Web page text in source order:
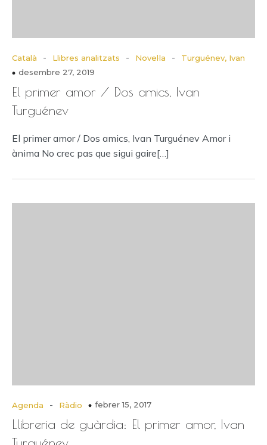
Català - Llibres analitzats - Novel·la -
Turguénev, Ivan
desembre 27, 2019
El primer amor / Dos amics, Ivan
Turguénev
El primer amor / Dos amics, Ivan Turguénev Amor i
ànima No crec pas que sigui gaire[…]
Agenda - Ràdio febrer 15, 2017
Llibreria de guàrdia: El primer amor, Ivan